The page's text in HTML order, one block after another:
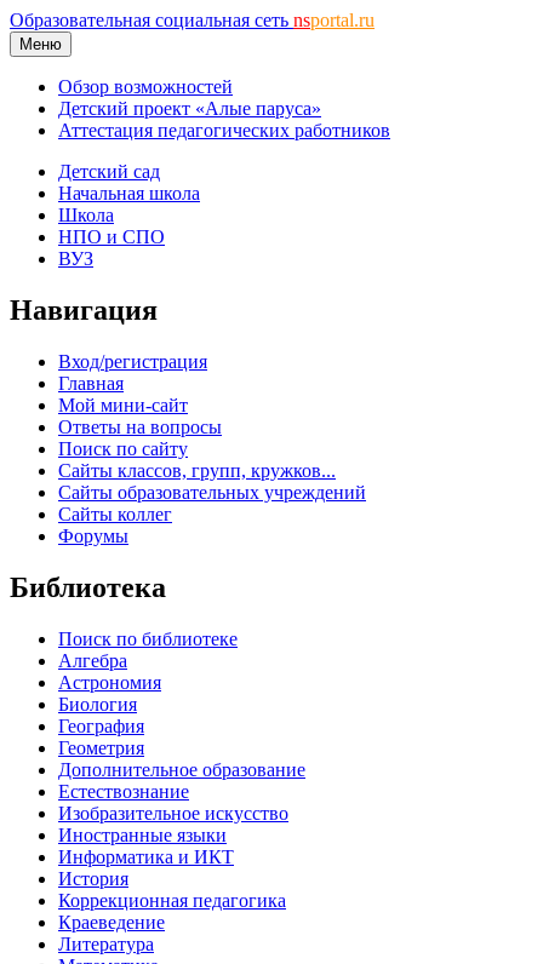
Образовательная социальная сеть nsportal.ru
Меню
Обзор возможностей
Детский проект «Алые паруса»
Аттестация педагогических работников
Детский сад
Начальная школа
Школа
НПО и СПО
ВУЗ
Навигация
Вход/регистрация
Главная
Мой мини-сайт
Ответы на вопросы
Поиск по сайту
Сайты классов, групп, кружков...
Сайты образовательных учреждений
Сайты коллег
Форумы
Библиотека
Поиск по библиотеке
Алгебра
Астрономия
Биология
География
Геометрия
Дополнительное образование
Естествознание
Изобразительное искусство
Иностранные языки
Информатика и ИКТ
История
Коррекционная педагогика
Краеведение
Литература